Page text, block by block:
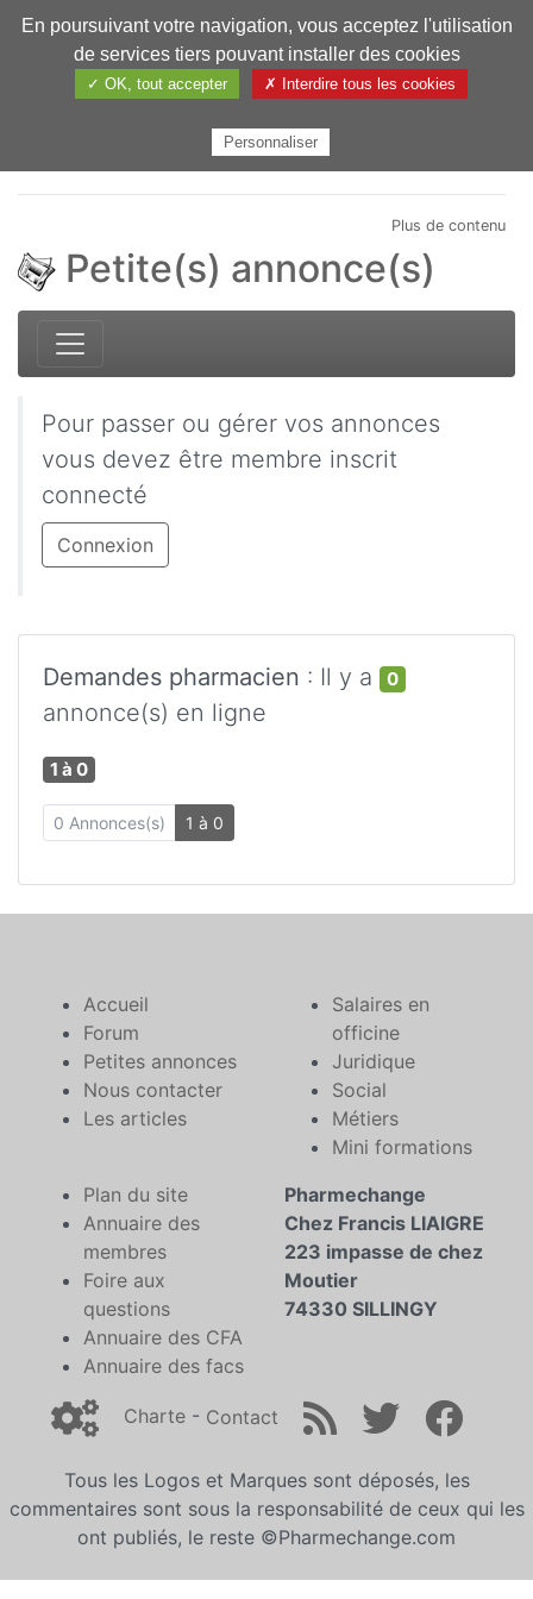
Pharmechange
Plus de contenu
Petite(s) annonce(s)
Pour passer ou gérer vos annonces
vous devez être membre inscrit
connecté
Connexion
Demandes pharmacien : Il y a 0
annonce(s) en ligne
1 à 0
0 Annonces(s) 1 à 0
Accueil
Forum
Petites annonces
Nous contacter
Les articles
Salaires en
officine
Juridique
Social
Métiers
Mini formations
Plan du site
Annuaire des
membres
Foire aux
questions
Annuaire des CFA
Annuaire des facs
Pharmechange
Chez Francis LIAIGRE
223 impasse de chez
Moutier
74330 SILLINGY
Charte - Contact
Tous les Logos et Marques sont déposés, les
commentaires sont sous la responsabilité de ceux qui les
ont publiés, le reste ©Pharmechange.com
En poursuivant votre navigation, vous acceptez l'utilisation
de services tiers pouvant installer des cookies
✓ OK, tout accepter ✗ Interdire tous les cookies
Personnaliser